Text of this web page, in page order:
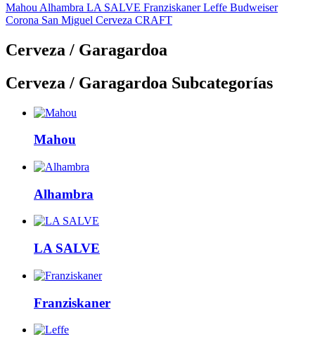
Mahou Alhambra LA SALVE Franziskaner Leffe Budweiser
Corona San Miguel Cerveza CRAFT
Cerveza / Garagardoa
Cerveza / Garagardoa Subcategorías
Mahou
Alhambra
LA SALVE
Franziskaner